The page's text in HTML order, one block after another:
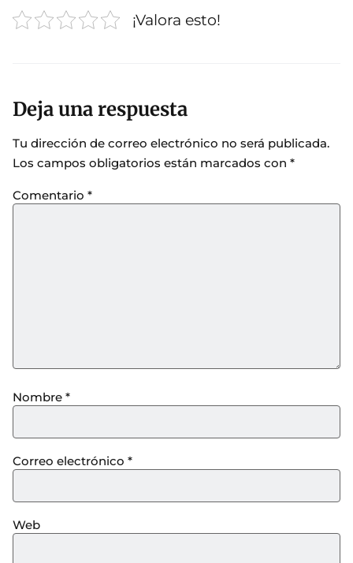
¡Valora esto!
Deja una respuesta
Tu dirección de correo electrónico no será publicada.
Los campos obligatorios están marcados con *
Comentario *
Nombre *
Correo electrónico *
Web